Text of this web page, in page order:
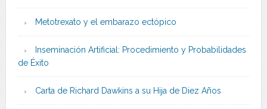
Metotrexato y el embarazo ectópico
Inseminación Artificial: Procedimiento y Probabilidades
de Éxito
Carta de Richard Dawkins a su Hija de Diez Años